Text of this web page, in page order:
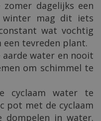
dagelijks een
winter mag dit iets
wat vochtig
een tevreden plant.
water en nooit
om schimmel te
cyclaam water te
pot met de cyclaam
in water.